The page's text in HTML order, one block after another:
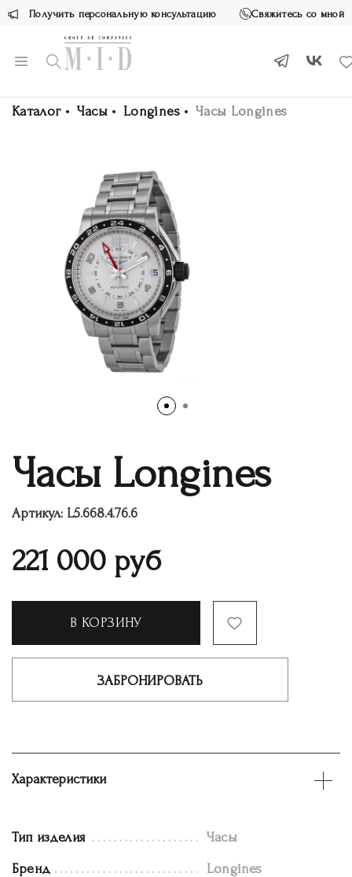
Получить персональную консультацию Свяжитесь со мной
Каталог Часы Longines Часы Longines
Часы Longines
Артикул: L5.668.4.76.6
221 000 руб
В КОРЗИНУ
ЗАБРОНИРОВАТЬ
Характеристики
Тип изделия Часы
Бренд Longines